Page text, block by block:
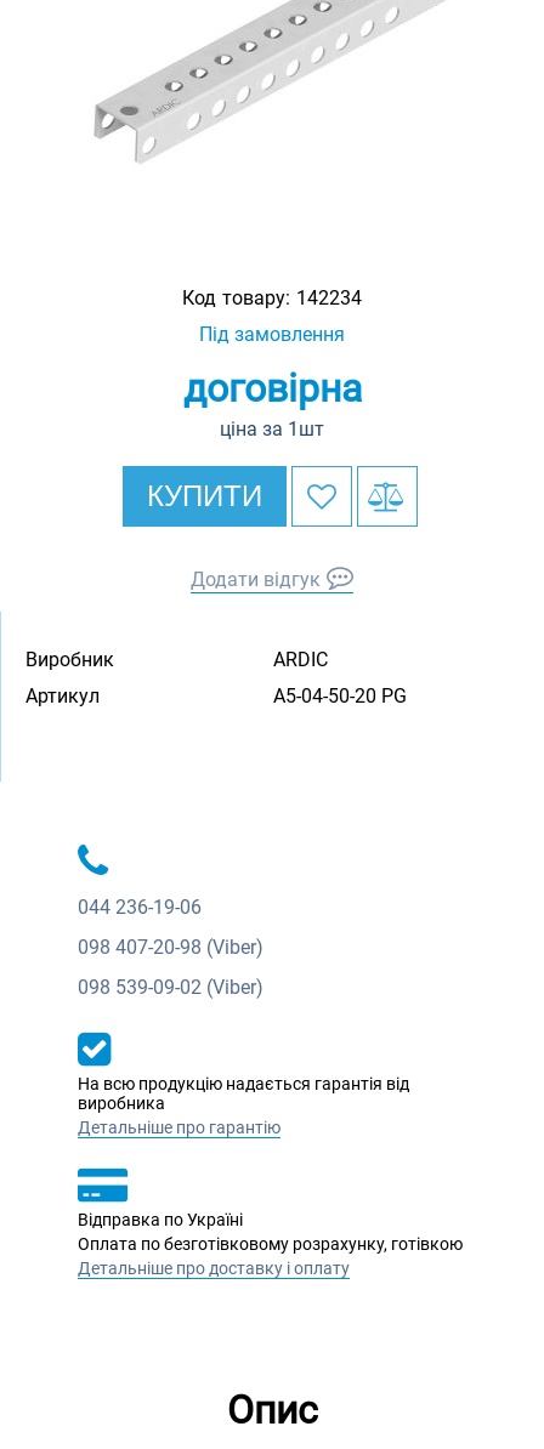
Код товару: 142234
Під замовлення
договірна
ціна за 1шт
КУПИТИ
Додати відгук
Виробник
ARDIC
Артикул
A5-04-50-20 PG
044 236-19-06
098 407-20-98 (Viber)
098 539-09-02 (Viber)
На всю продукцію надається гарантія від
виробника
Детальніше про гарантію
Відправка по Україні
Оплата по безготівковому розрахунку, готівкою
Детальніше про доставку і оплату
Опис